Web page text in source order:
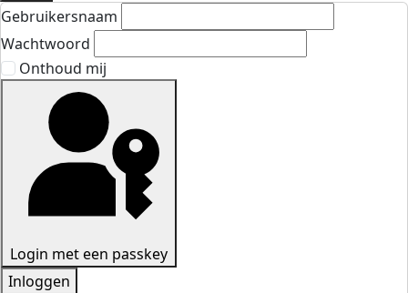
Gebruikersnaam
Wachtwoord
Onthoud mij
Login met een passkey
Inloggen